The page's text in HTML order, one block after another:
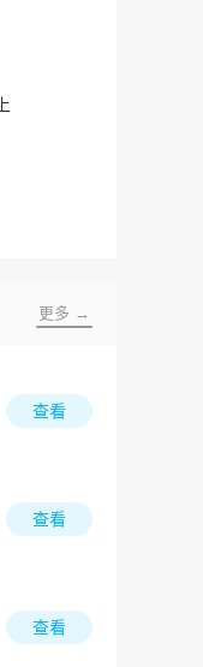
更多 →
查看
查看
查看